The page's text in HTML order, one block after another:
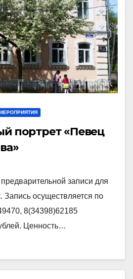
портрет «Певец
записи для
Запись осуществляется по
8(34398)62185
Ценность…